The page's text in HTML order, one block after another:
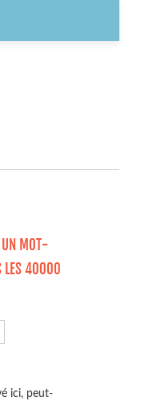
UN MOT-
LES 40000
ici, peut-